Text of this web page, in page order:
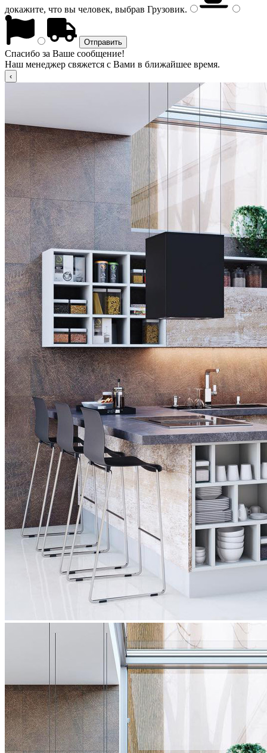
докажите, что вы человек, выбрав Грузовик.
Спасибо за Ваше сообщение!
Наш менеджер свяжется с Вами в ближайшее время.